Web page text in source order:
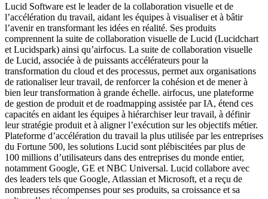
Lucid Software est le leader de la collaboration visuelle et de
l’accélération du travail, aidant les équipes à visualiser et à bâtir
l’avenir en transformant les idées en réalité. Ses produits
comprennent la suite de collaboration visuelle de Lucid (Lucidchart
et Lucidspark) ainsi qu’airfocus. La suite de collaboration visuelle
de Lucid, associée à de puissants accélérateurs pour la
transformation du cloud et des processus, permet aux organisations
de rationaliser leur travail, de renforcer la cohésion et de mener à
bien leur transformation à grande échelle. airfocus, une plateforme
de gestion de produit et de roadmapping assistée par IA, étend ces
capacités en aidant les équipes à hiérarchiser leur travail, à définir
leur stratégie produit et à aligner l’exécution sur les objectifs métier.
Plateforme d’accélération du travail la plus utilisée par les entreprises
du Fortune 500, les solutions Lucid sont plébiscitées par plus de
100 millions d’utilisateurs dans des entreprises du monde entier,
notamment Google, GE et NBC Universal. Lucid collabore avec
des leaders tels que Google, Atlassian et Microsoft, et a reçu de
nombreuses récompenses pour ses produits, sa croissance et sa